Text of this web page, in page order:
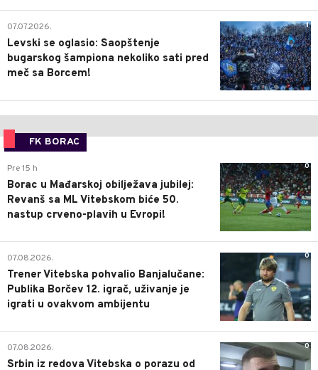
1
07.07.2026.
Levski se oglasio: Saopštenje
bugarskog šampiona nekoliko sati pred
meč sa Borcem!
FK BORAC
0
Pre 15 h
Borac u Mađarskoj obilježava jubilej:
Revanš sa ML Vitebskom biće 50.
nastup crveno-plavih u Evropi!
0
07.08.2026.
Trener Vitebska pohvalio Banjalučane:
Publika Borčev 12. igrač, uživanje je
igrati u ovakvom ambijentu
0
07.08.2026.
Srbin iz redova Vitebska o porazu od